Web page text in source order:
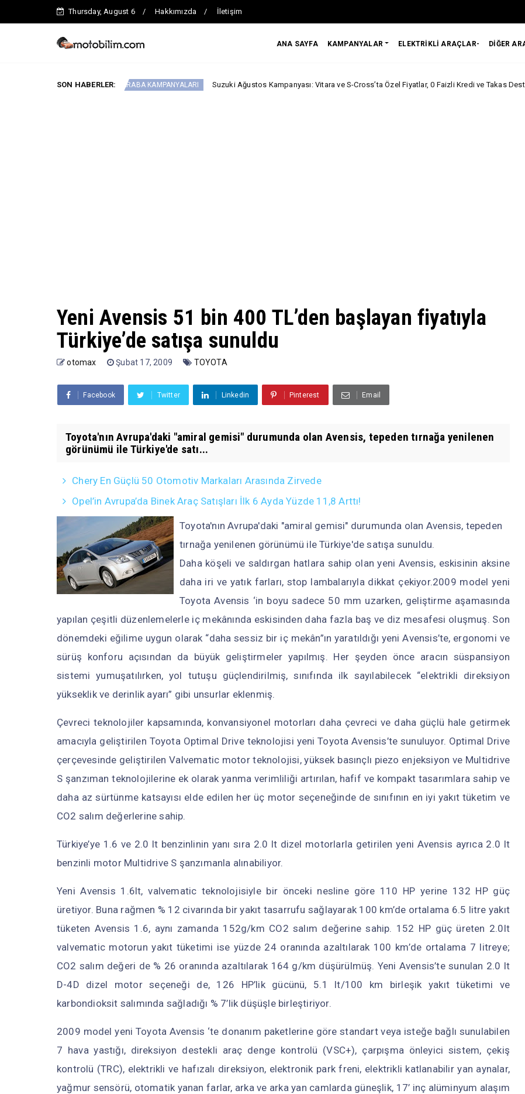
Thursday, August 6 Hakkımızda İletişim
ANA SAYFA KAMPANYALAR ELEKTRİKLİ ARAÇLAR- DİĞER
SON HABERLER:
ARABA KAMPANYALARI Suzuki Ağustos Kampanyası: Vitara ve S-Cross’ta Özel Fiyatlar, 0 Faizli Kredi ve Takas Desteği
Yeni Avensis 51 bin 400 TL’den başlayan fiyatıyla
Türkiye’de satışa sunuldu
otomax Şubat 17, 2009 TOYOTA
Facebook Twitter Linkedin Pinterest Email
Toyota'nın Avrupa'daki "amiral gemisi" durumunda olan Avensis, tepeden tırnağa yenilenen
görünümü ile Türkiye'de satı...
Chery En Güçlü 50 Otomotiv Markaları Arasında Zirvede
Opel’in Avrupa’da Binek Araç Satışları İlk 6 Ayda Yüzde 11,8 Arttı!
Toyota'nın Avrupa'daki "amiral gemisi" durumunda olan Avensis, tepeden
tırnağa yenilenen görünümü ile Türkiye'de satışa sunuldu.
Daha köşeli ve saldırgan hatlara sahip olan yeni Avensis, eskisinin aksine
daha iri ve yatık farları, stop lambalarıyla dikkat çekiyor.2009 model yeni
Toyota Avensis ‘in boyu sadece 50 mm uzarken, geliştirme aşamasında
yapılan çeşitli düzenlemelerle iç mekânında eskisinden daha fazla baş ve diz mesafesi oluşmuş. Son
dönemdeki eğilime uygun olarak “daha sessiz bir iç mekân”ın yaratıldığı yeni Avensis’te, ergonomi ve
sürüş konforu açısından da büyük geliştirmeler yapılmış. Her şeyden önce aracın süspansiyon
sistemi yumuşatılırken, yol tutuşu güçlendirilmiş, sınıfında ilk sayılabilecek “elektrikli direksiyon
yükseklik ve derinlik ayarı” gibi unsurlar eklenmiş.
Çevreci teknolojiler kapsamında, konvansiyonel motorları daha çevreci ve daha güçlü hale getirmek
amacıyla geliştirilen Toyota Optimal Drive teknolojisi yeni Toyota Avensis’te sunuluyor. Optimal Drive
çerçevesinde geliştirilen Valvematic motor teknolojisi, yüksek basınçlı piezo enjeksiyon ve Multidrive
S şanzıman teknolojilerine ek olarak yanma verimliliği artırılan, hafif ve kompakt tasarımlara sahip ve
daha az sürtünme katsayısı elde edilen her üç motor seçeneğinde de sınıfının en iyi yakıt tüketim ve
CO2 salım değerlerine sahip.
Türkiye’ye 1.6 ve 2.0 lt benzinlinin yanı sıra 2.0 lt dizel motorlarla getirilen yeni Avensis ayrıca 2.0 lt
benzinli motor Multidrive S şanzımanla alınabiliyor.
Yeni Avensis 1.6lt, valvematic teknolojisiyle bir önceki nesline göre 110 HP yerine 132 HP güç
üretiyor. Buna rağmen % 12 civarında bir yakıt tasarrufu sağlayarak 100 km’de ortalama 6.5 litre yakıt
tüketen Avensis 1.6, aynı zamanda 152g/km CO2 salım değerine sahip. 152 HP güç üreten 2.0lt
valvematic motorun yakıt tüketimi ise yüzde 24 oranında azaltılarak 100 km’de ortalama 7 litreye;
CO2 salım değeri de % 26 oranında azaltılarak 164 g/km düşürülmüş. Yeni Avensis’te sunulan 2.0 lt
D-4D dizel motor seçeneği de, 126 HP’lik gücünü, 5.1 lt/100 km birleşik yakıt tüketimi ve
karbondioksit salımında sağladığı % 7’lik düşüşle birleştiriyor.
2009 model yeni Toyota Avensis ‘te donanım paketlerine göre standart veya isteğe bağlı sunulabilen
7 hava yastığı, direksiyon destekli araç denge kontrolü (VSC+), çarpışma önleyici sistem, çekiş
kontrolü (TRC), elektrikli ve hafızalı direksiyon, elektronik park freni, elektrikli katlanabilir yan aynalar,
yağmur sensörü, otomatik yanan farlar, arka ve arka yan camlarda güneşlik, 17’ inç alüminyum alaşım